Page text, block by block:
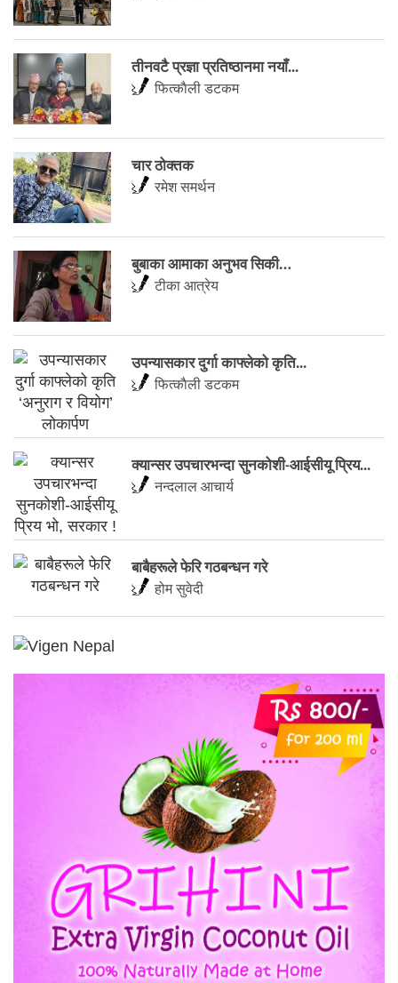
तीनवटै प्रज्ञा प्रतिष्ठानमा नयाँ...
फित्काैली डटकम
चार ठोक्तक
रमेश समर्थन
बुबाका आमाका अनुभव सिकी…
टीका आत्रेय
उपन्यासकार दुर्गा काफ्लेको कृति...
फित्काैली डटकम
​क्यान्सर उपचारभन्दा सुनकोशी-आईसीयू प्रिय...
नन्दलाल आचार्य
बाबैहरूले फेरि गठबन्धन गरे
होम सुवेदी